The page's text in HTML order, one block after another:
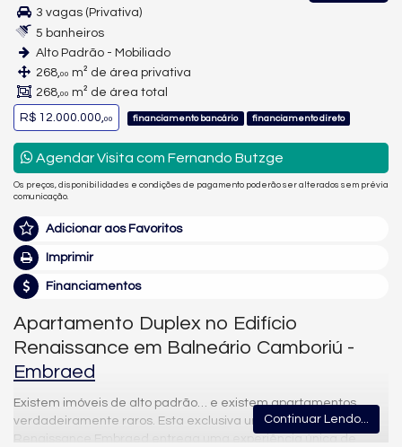
3 vagas (Privativa)
5 banheiros
Alto Padrão - Mobiliado
268,00 m² de área privativa
268,00 m² de área total
R$ 12.000.000,00 financiamento bancário financiamento direto
Agendar Visita com Fernando Butzge
Os preços, disponibilidades e condições de pagamento poderão ser alterados sem prévia
comunicação.
Adicionar aos Favoritos
Imprimir
Financiamentos
Apartamento Duplex no Edifício
Renaissance em Balneário Camboriú -
Embraed
Existem imóveis de alto padrão… e existem apartamentos
verdadeiramente raros. Esta exclusiva unidade noContinuar Lendo...